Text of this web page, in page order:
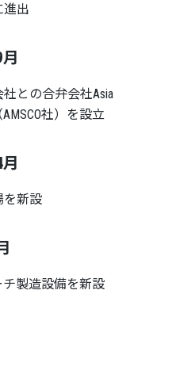
進出
との合弁会社Asia
AMSCO社）を設立
を新設
製造設備を新設